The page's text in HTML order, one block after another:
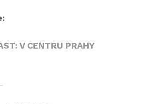
V CENTRU PRAHY